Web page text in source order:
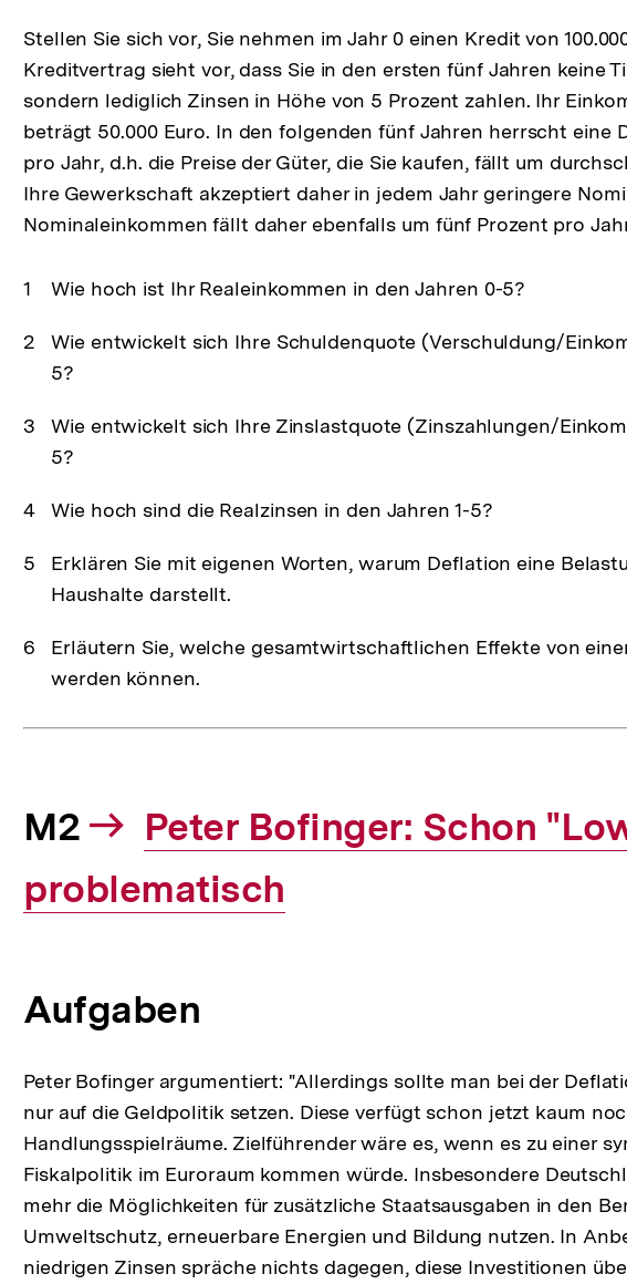
Stellen Sie sich vor, Sie nehmen im Jahr 0 einen Kredit von
Kreditvertrag sieht vor, dass Sie in den ersten fünf Jahren keine
sondern lediglich Zinsen in Höhe von 5 Prozent zahlen. Ihr
beträgt 50.000 Euro. In den folgenden fünf Jahren herrscht eine
pro Jahr, d.h. die Preise der Güter, die Sie kaufen, fällt um
Ihre Gewerkschaft akzeptiert daher in jedem Jahr geringere
Nominaleinkommen fällt daher ebenfalls um fünf Prozent pro
Wie hoch ist Ihr Realeinkommen in den Jahren 0-5?
Wie entwickelt sich Ihre Schuldenquote (Verschuldung/
5?
Wie entwickelt sich Ihre Zinslastquote (Zinszahlungen/
5?
Wie hoch sind die Realzinsen in den Jahren 1-5?
Erklären Sie mit eigenen Worten, warum Deflation eine
Haushalte darstellt.
Erläutern Sie, welche gesamtwirtschaftlichen Effekte von
werden können.
M2
Interner
Link:
Peter Bofinger: Schon
problematisch
Aufgaben
Peter Bofinger argumentiert: "Allerdings sollte man bei der
nur auf die Geldpolitik setzen. Diese verfügt schon jetzt kaum
Handlungsspielräume. Zielführender wäre es, wenn es zu einer
Fiskalpolitik im Euroraum kommen würde. Insbesondere
mehr die Möglichkeiten für zusätzliche Staatsausgaben in den
Umweltschutz, erneuerbare Energien und Bildung nutzen. In
niedrigen Zinsen spräche nichts dagegen, diese Investitionen